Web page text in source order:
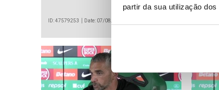
partir da sua utilização
ID: 47579253 Date: 07/08/2026 19:23